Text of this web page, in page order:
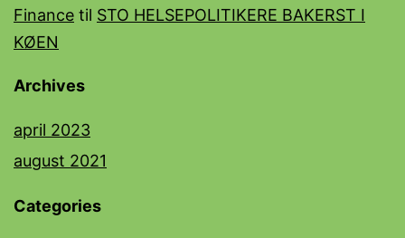
Finance til STO HELSEPOLITIKERE BAKERST I
KØEN
Archives
april 2023
august 2021
Categories